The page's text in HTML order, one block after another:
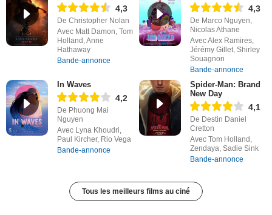
4,3
De Christopher Nolan
Avec Matt Damon, Tom
Holland, Anne
Hathaway
Bande-annonce
4,3
De Marco Nguyen,
Nicolas Athane
Avec Alex Ramires,
Jérémy Gillet, Shirley
Souagnon
Bande-annonce
In Waves
4,2
De Phuong Mai
Nguyen
Avec Lyna Khoudri,
Paul Kircher, Rio Vega
Bande-annonce
Spider-Man: Brand
New Day
4,1
De Destin Daniel
Cretton
Avec Tom Holland,
Zendaya, Sadie Sink
Bande-annonce
Tous les meilleurs films au ciné